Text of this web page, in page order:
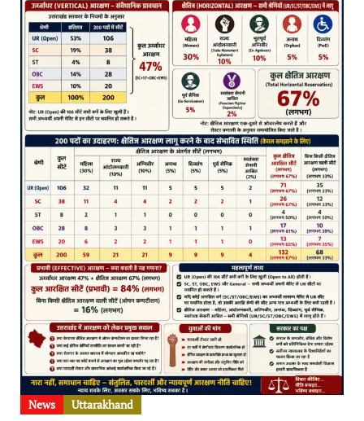
News Uttarakhand